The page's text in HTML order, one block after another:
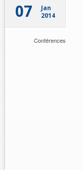
07
Jan
2014
Conférences